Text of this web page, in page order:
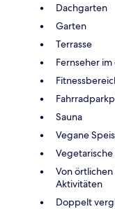
Dachgarten
Garten
Terrasse
Fernseher
Sauna
Vegane
Von
Aktivitäten
Doppelt